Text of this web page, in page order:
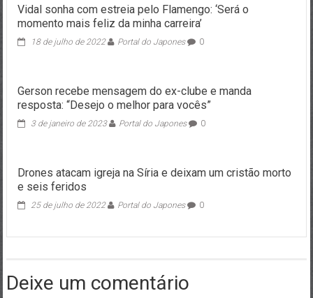
Vidal sonha com estreia pelo Flamengo: ‘Será o
momento mais feliz da minha carreira’
18 de julho de 2022 Portal do Japones 0
Gerson recebe mensagem do ex-clube e manda
resposta: “Desejo o melhor para vocês”
3 de janeiro de 2023 Portal do Japones 0
Drones atacam igreja na Síria e deixam um cristão morto
e seis feridos
25 de julho de 2022 Portal do Japones 0
Deixe um comentário